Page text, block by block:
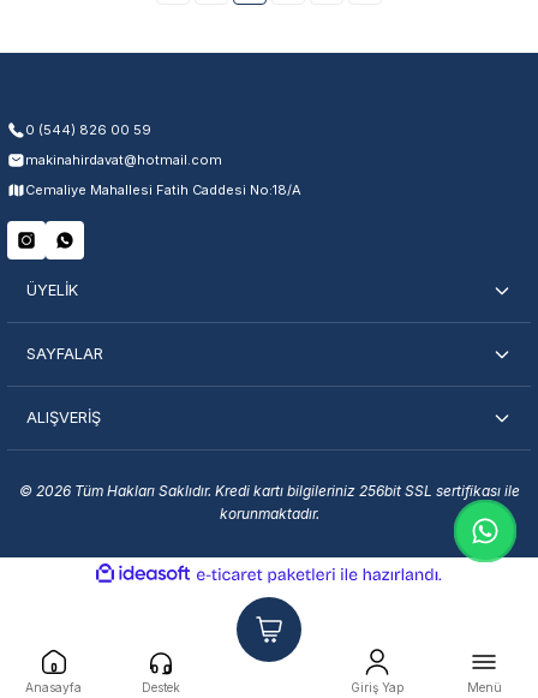
0 (544) 826 00 59
makinahirdavat@hotmail.com
Cemaliye Mahallesi Fatih Caddesi No:18/A
ÜYELİK
SAYFALAR
ALIŞVERİŞ
© 2026 Tüm Hakları Saklıdır. Kredi kartı bilgileriniz 256bit SSL sertifikası ile
korunmaktadır.
Anasayfa Destek Giriş Yap Menü
ideasoft
e-